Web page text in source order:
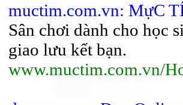
muctim.com.vn: MựC
Sân chơi dành cho học
giao lưu kết bạn.
www.muctim.com.vn/